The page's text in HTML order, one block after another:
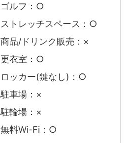
ゴルフ：○
ストレッチスペース：○
商品/ドリンク販売：×
更衣室：○
ロッカー(鍵なし)：○
駐車場：×
駐輪場：×
無料Wi-Fi：○